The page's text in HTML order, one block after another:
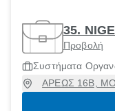
35.
Προβολή
Συστήματα
ΑΡΕΩΣ 16Β,